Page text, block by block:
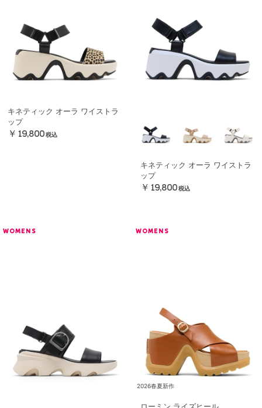
キネティック オーラ ワイストラ
ップ
￥19,800 税込
キネティック オーラ ワイストラ
ップ
￥19,800 税込
WOMENS WOMENS
2026春夏新作